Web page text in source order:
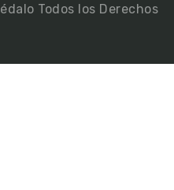
Todos los Derechos